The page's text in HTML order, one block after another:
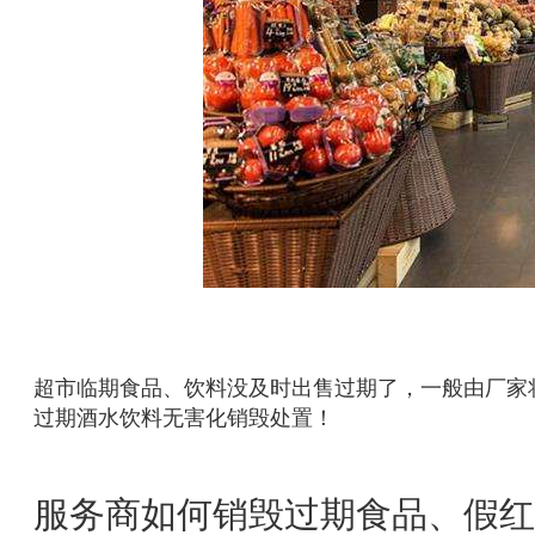
超市临期食品、饮料没及时出售过期了，一般由厂家
过期酒水饮料无害化销毁处置！
服务商如何销毁过期食品、假